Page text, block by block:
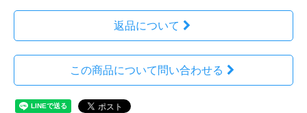
返品について
この商品について問い合わせる